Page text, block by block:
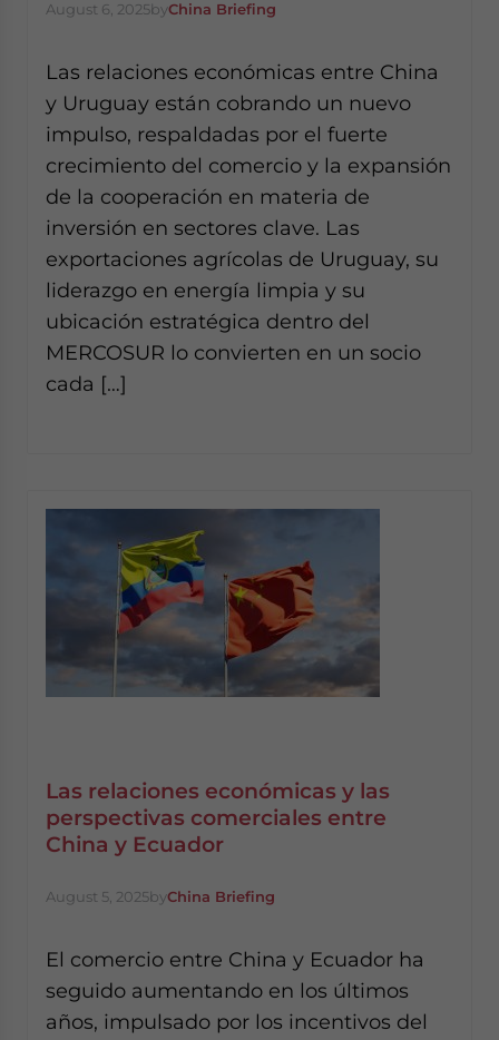
August 6, 2025byChina Briefing
Las relaciones económicas entre China
y Uruguay están cobrando un nuevo
impulso, respaldadas por el fuerte
crecimiento del comercio y la expansión
de la cooperación en materia de
inversión en sectores clave. Las
exportaciones agrícolas de Uruguay, su
liderazgo en energía limpia y su
ubicación estratégica dentro del
MERCOSUR lo convierten en un socio
cada […]
Las relaciones económicas y las
perspectivas comerciales entre
China y Ecuador
August 5, 2025byChina Briefing
El comercio entre China y Ecuador ha
seguido aumentando en los últimos
años, impulsado por los incentivos del